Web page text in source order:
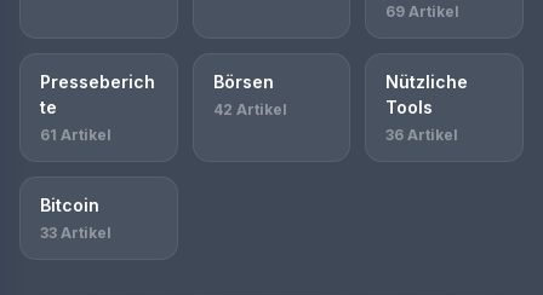
69 Artikel
Presseberich
te
61 Artikel
Börsen
42 Artikel
Nützliche
Tools
36 Artikel
Bitcoin
33 Artikel